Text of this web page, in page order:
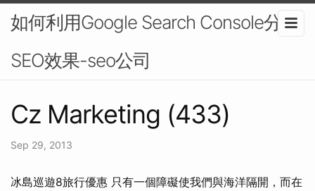
如何利用Google Search Console分析
SEO效果-seo公司
Cz Marketing (433)
Sep 29, 2013
冰島巡遊8旅行優惠 只有一個障礙使我們與海洋隔開，而在